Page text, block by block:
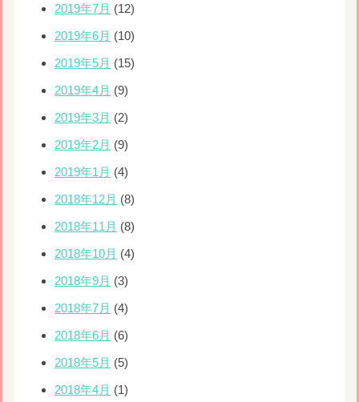
2019年7月 (12)
2019年6月 (10)
2019年5月 (15)
2019年4月 (9)
2019年3月 (2)
2019年2月 (9)
2019年1月 (4)
2018年12月 (8)
2018年11月 (8)
2018年10月 (4)
2018年9月 (3)
2018年7月 (4)
2018年6月 (6)
2018年5月 (5)
2018年4月 (1)